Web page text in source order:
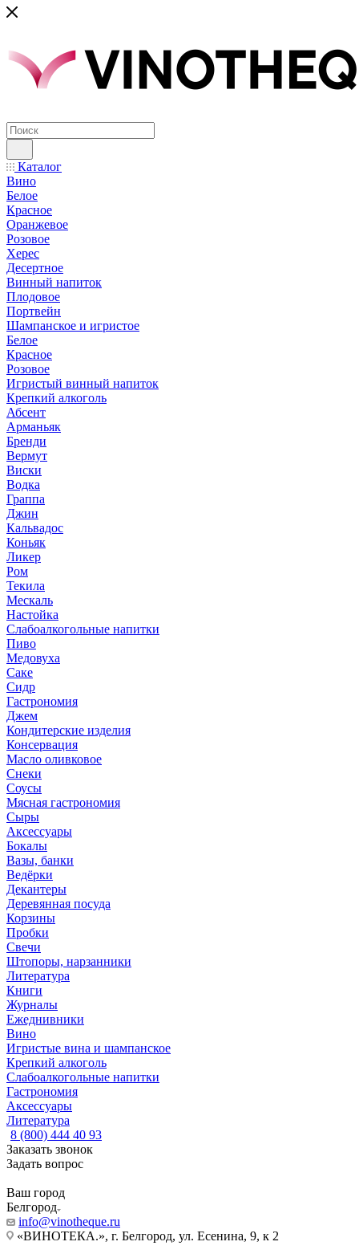
Каталог
Вино
Белое
Красное
Оранжевое
Розовое
Херес
Десертное
Винный напиток
Плодовое
Портвейн
Шампанское и игристое
Белое
Красное
Розовое
Игристый винный напиток
Крепкий алкоголь
Абсент
Арманьяк
Бренди
Вермут
Виски
Водка
Граппа
Джин
Кальвадос
Коньяк
Ликер
Ром
Текила
Мескаль
Настойка
Слабоалкогольные напитки
Пиво
Медовуха
Саке
Сидр
Гастрономия
Джем
Кондитерские изделия
Консервация
Масло оливковое
Снеки
Соусы
Мясная гастрономия
Сыры
Аксессуары
Бокалы
Вазы, банки
Ведёрки
Декантеры
Деревянная посуда
Корзины
Пробки
Свечи
Штопоры, нарзанники
Литература
Книги
Журналы
Ежеднивники
Вино
Игристые вина и шампанское
Крепкий алкоголь
Слабоалкогольные напитки
Гастрономия
Аксессуары
Литература
8 (800) 444 40 93
Заказать звонок
Задать вопрос
Ваш город
Белгород
info@vinotheque.ru
«ВИНОТЕКА.», г. Белгород, ул. Есенина, 9, к 2